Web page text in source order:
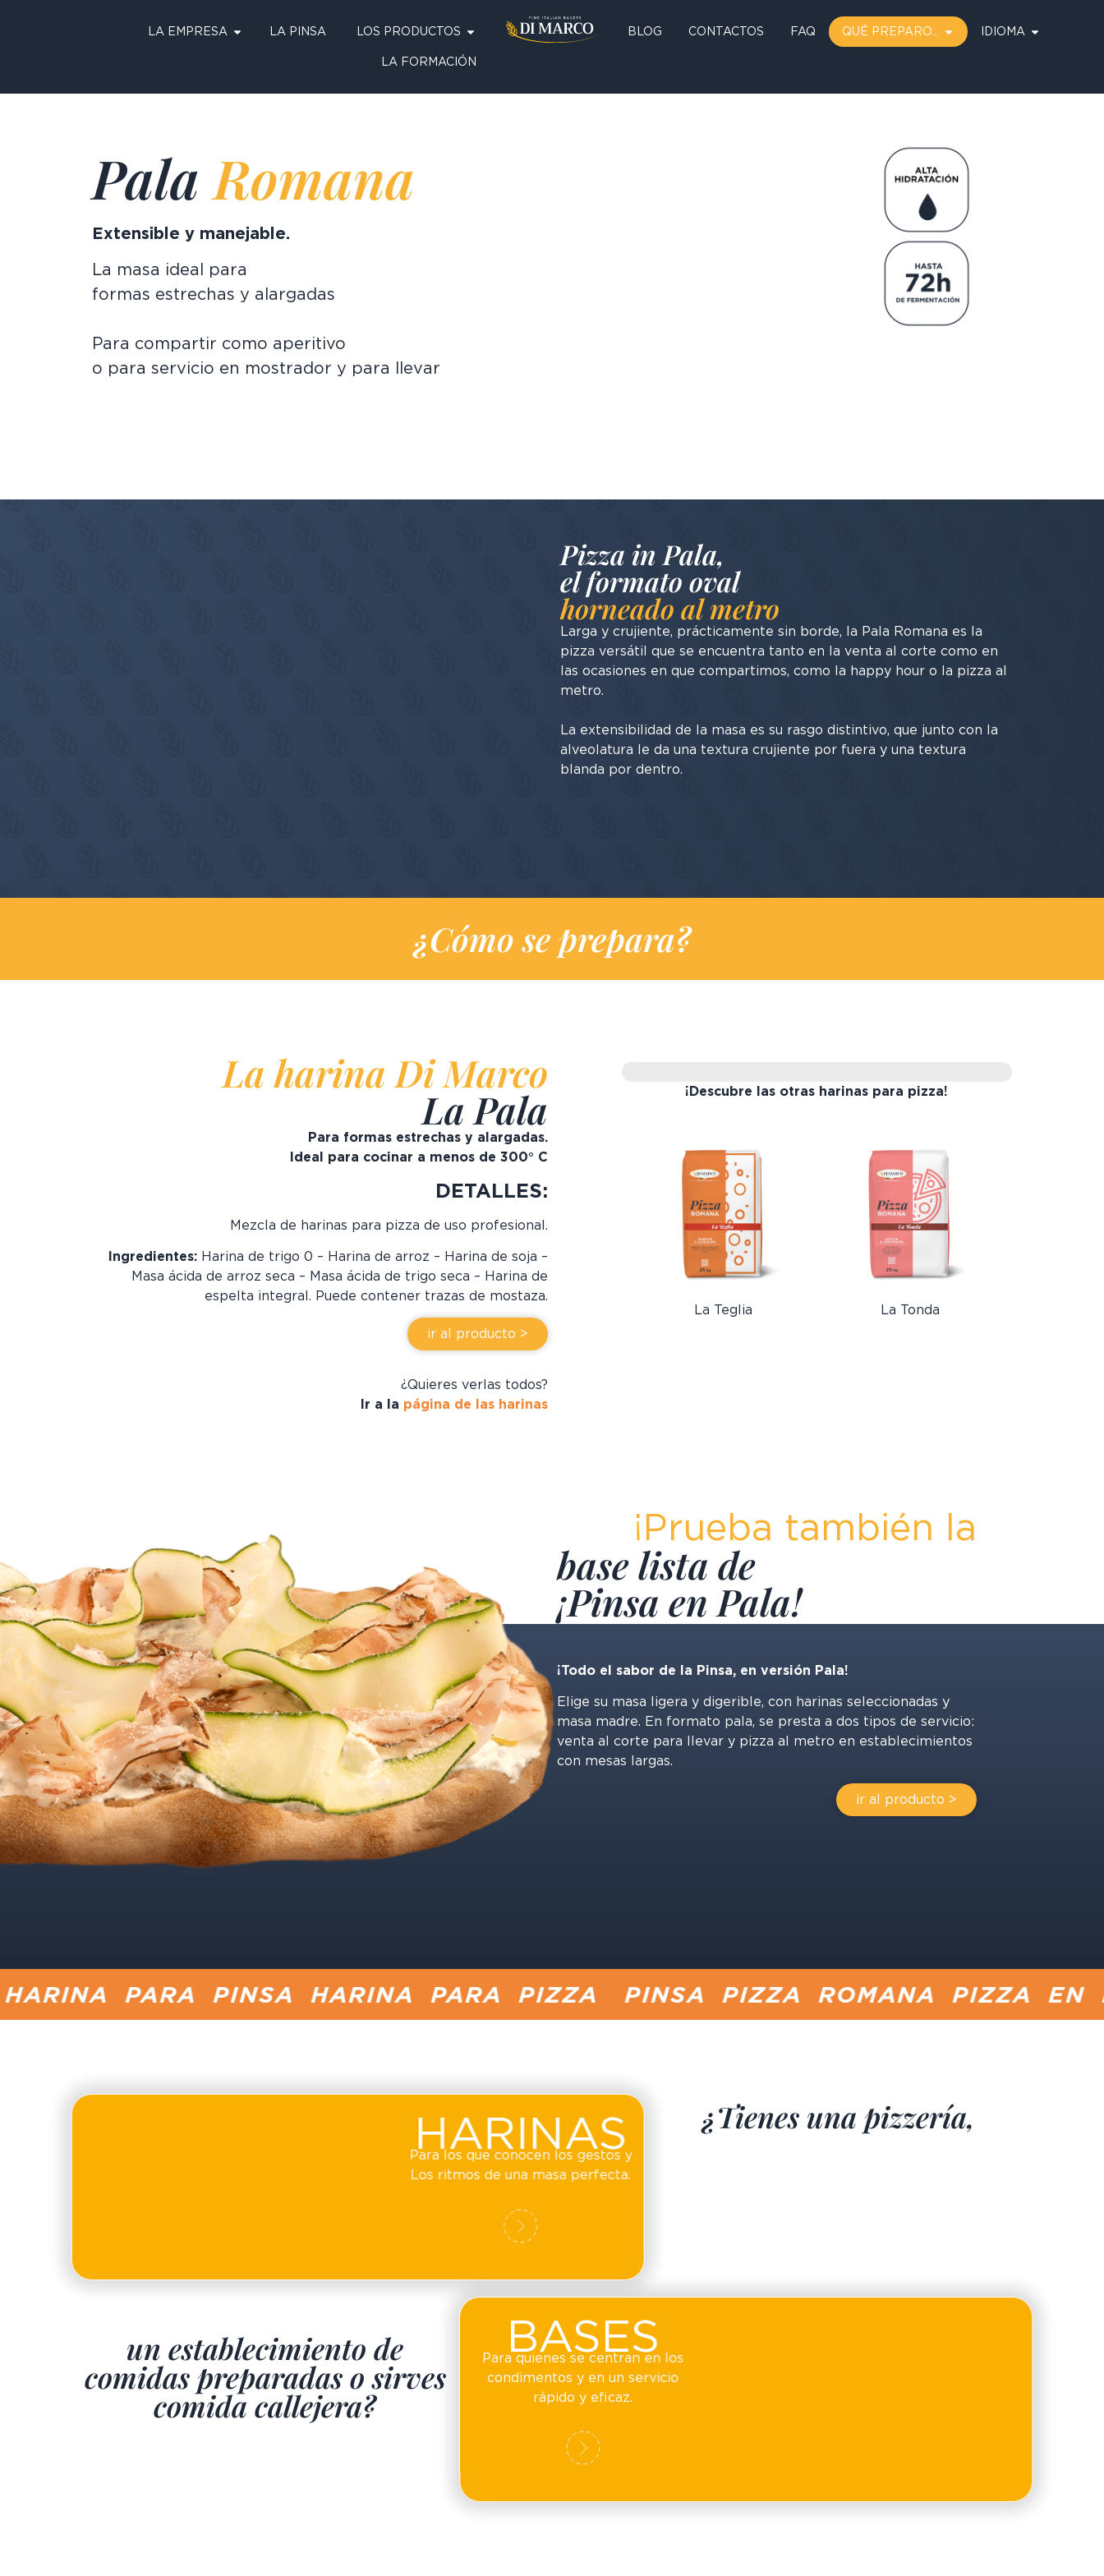
LA EMPRESA LA PINSA LOS PRODUCTOS
LA FORMACIÓN
BLOG CONTACTOS FAQ QUÉ PREPARO… IDIOMA
Pala Romana
Extensible y manejable.
La masa ideal para
formas estrechas y alargadas
Para compartir como aperitivo
o para servicio en mostrador y para llevar
Pizza in Pala,
el formato oval
horneado al metro
Larga y crujiente, prácticamente sin borde, la Pala Romana es la
pizza versátil que se encuentra tanto en la venta al corte como en
las ocasiones en que compartimos, como la happy hour o la pizza al
metro.
La extensibilidad de la masa es su rasgo distintivo, que junto con la
alveolatura le da una textura crujiente por fuera y una textura
blanda por dentro.
¿Cómo se prepara?
La harina Di Marco
La Pala
Para formas estrechas y alargadas.
Ideal para cocinar a menos de 300° C
DETALLES:
Mezcla de harinas para pizza de uso profesional.
Ingredientes: Harina de trigo 0 – Harina de arroz – Harina de soja –
Masa ácida de arroz seca – Masa ácida de trigo seca – Harina de
espelta integral. Puede contener trazas de mostaza.
ir al producto >
¿Quieres verlas todos?
Ir a la página de las harinas
¡Descubre las otras harinas para pizza!
La Teglia La Tonda
¡Prueba también la
base lista de
¡Pinsa en Pala!
¡Todo el sabor de la Pinsa, en versión Pala!
Elige su masa ligera y digerible, con harinas seleccionadas y
masa madre. En formato pala, se presta a dos tipos de servicio:
venta al corte para llevar y pizza al metro en establecimientos
con mesas largas.
ir al producto >
PINSA HARINA PARA PIZZA PINSA PIZZA ROMANA PIZZA EN PAN
HARINAS
Para los que conocen los gestos y
Los ritmos de una masa perfecta.
¿Tienes una pizzería,
una pinsería o un
un establecimiento de
comidas preparadas o sirves
comida callejera?
BASES
Para quienes se centran en los
condimentos y en un servicio
rápido y eficaz.